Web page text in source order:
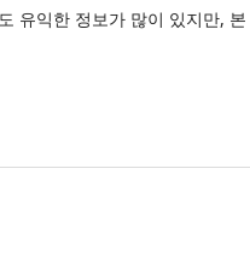
익한 정보가 많이 있지만,